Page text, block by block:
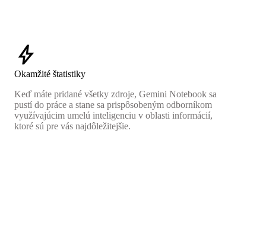
bolt
Okamžité štatistiky
Keď máte pridané všetky zdroje, Gemini Notebook sa
pustí do práce a stane sa prispôsobeným odborníkom
využívajúcim umelú inteligenciu v oblasti informácií,
ktoré sú pre vás najdôležitejšie.